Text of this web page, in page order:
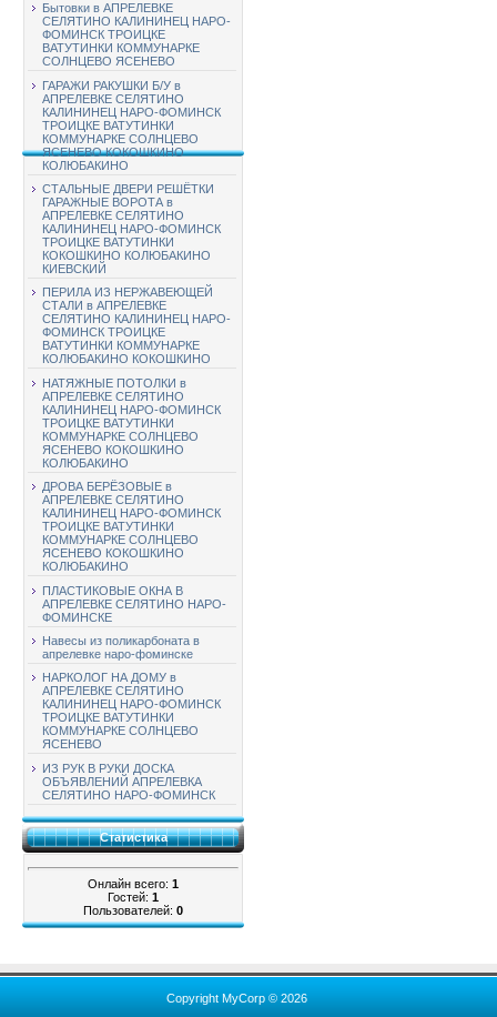
Бытовки в АПРЕЛЕВКЕ
СЕЛЯТИНО КАЛИНИНЕЦ НАРО-
ФОМИНСК ТРОИЦКЕ
ВАТУТИНКИ КОММУНАРКЕ
СОЛНЦЕВО ЯСЕНЕВО
ГАРАЖИ РАКУШКИ Б/У в
АПРЕЛЕВКЕ СЕЛЯТИНО
КАЛИНИНЕЦ НАРО-ФОМИНСК
ТРОИЦКЕ ВАТУТИНКИ
КОММУНАРКЕ СОЛНЦЕВО
ЯСЕНЕВО КОКОШКИНО
КОЛЮБАКИНО
СТАЛЬНЫЕ ДВЕРИ РЕШЁТКИ
ГАРАЖНЫЕ ВОРОТА в
АПРЕЛЕВКЕ СЕЛЯТИНО
КАЛИНИНЕЦ НАРО-ФОМИНСК
ТРОИЦКЕ ВАТУТИНКИ
КОКОШКИНО КОЛЮБАКИНО
КИЕВСКИЙ
ПЕРИЛА ИЗ НЕРЖАВЕЮЩЕЙ
СТАЛИ в АПРЕЛЕВКЕ
СЕЛЯТИНО КАЛИНИНЕЦ НАРО-
ФОМИНСК ТРОИЦКЕ
ВАТУТИНКИ КОММУНАРКЕ
КОЛЮБАКИНО КОКОШКИНО
НАТЯЖНЫЕ ПОТОЛКИ в
АПРЕЛЕВКЕ СЕЛЯТИНО
КАЛИНИНЕЦ НАРО-ФОМИНСК
ТРОИЦКЕ ВАТУТИНКИ
КОММУНАРКЕ СОЛНЦЕВО
ЯСЕНЕВО КОКОШКИНО
КОЛЮБАКИНО
ДРОВА БЕРЁЗОВЫЕ в
АПРЕЛЕВКЕ СЕЛЯТИНО
КАЛИНИНЕЦ НАРО-ФОМИНСК
ТРОИЦКЕ ВАТУТИНКИ
КОММУНАРКЕ СОЛНЦЕВО
ЯСЕНЕВО КОКОШКИНО
КОЛЮБАКИНО
ПЛАСТИКОВЫЕ ОКНА В
АПРЕЛЕВКЕ СЕЛЯТИНО НАРО-
ФОМИНСКЕ
Навесы из поликарбоната в
апрелевке наро-фоминске
НАРКОЛОГ НА ДОМУ в
АПРЕЛЕВКЕ СЕЛЯТИНО
КАЛИНИНЕЦ НАРО-ФОМИНСК
ТРОИЦКЕ ВАТУТИНКИ
КОММУНАРКЕ СОЛНЦЕВО
ЯСЕНЕВО
ИЗ РУК В РУКИ ДОСКА
ОБЪЯВЛЕНИЙ АПРЕЛЕВКА
СЕЛЯТИНО НАРО-ФОМИНСК
Статистика
Онлайн всего: 1
Гостей: 1
Пользователей: 0
Copyright MyCorp © 2026